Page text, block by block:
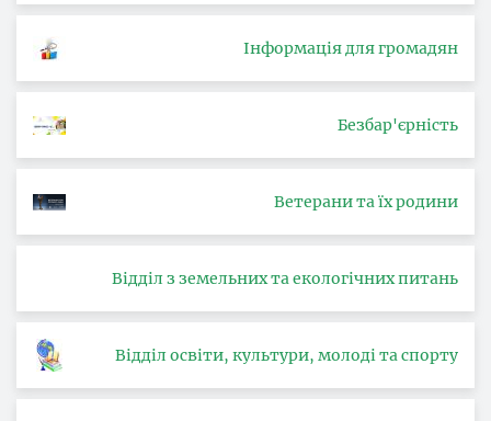
Інформація для громадян
Безбар'єрність
Ветерани та їх родини
Відділ з земельних та екологічних питань
Відділ освіти, культури, молоді та спорту